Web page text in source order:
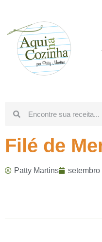
Filé de
Patty Martins setembro